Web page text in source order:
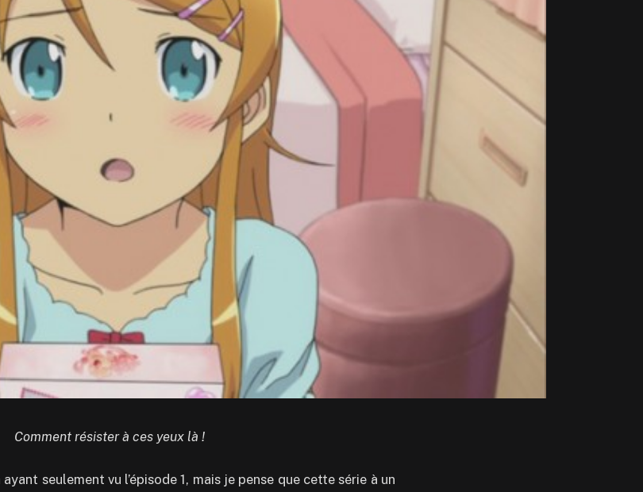
Comment résister à ces yeux là !
seulement vu l’épisode 1, mais je pense que cette série à un